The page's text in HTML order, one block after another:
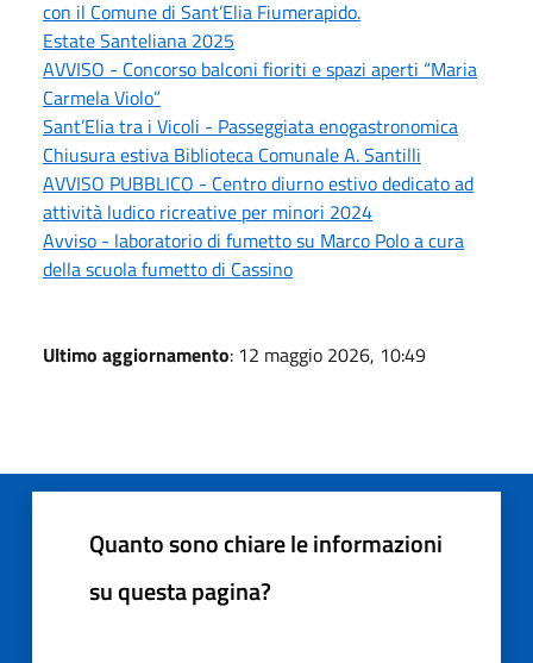
con il Comune di Sant’Elia Fiumerapido.
Estate Santeliana 2025
AVVISO - Concorso balconi fioriti e spazi aperti “Maria
Carmela Violo”
Sant’Elia tra i Vicoli - Passeggiata enogastronomica
Chiusura estiva Biblioteca Comunale A. Santilli
AVVISO PUBBLICO - Centro diurno estivo dedicato ad
attività ludico ricreative per minori 2024
Avviso - laboratorio di fumetto su Marco Polo a cura
della scuola fumetto di Cassino
Ultimo aggiornamento: 12 maggio 2026, 10:49
Quanto sono chiare le informazioni
su questa pagina?